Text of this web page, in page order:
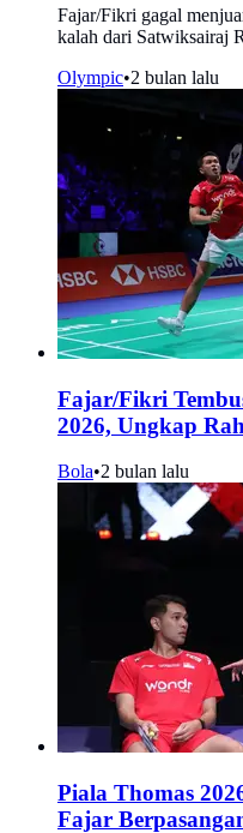
Fajar/Fikri gagal
kalah dari Satwiksairaj
Olympic•2 bulan lalu
Fajar/Fikri
2026, Ungkap
Bola•2 bulan lalu
Piala Thomas
Fajar